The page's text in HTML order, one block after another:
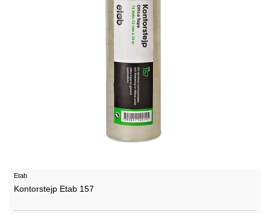
Etab
Kontorstejp Etab 157